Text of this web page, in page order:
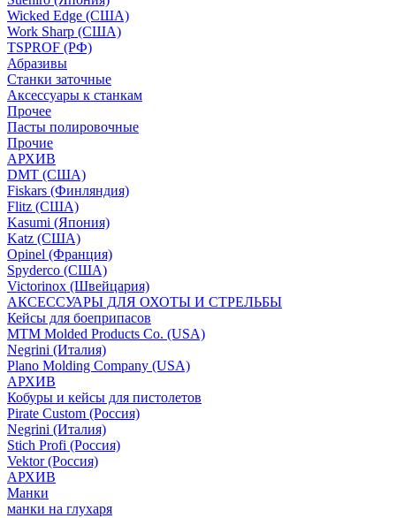
Wicked Edge (США)
Work Sharp (США)
TSPROF (РФ)
Абразивы
Станки заточные
Аксессуары к станкам
Прочее
Пасты полировочные
Прочие
АРХИВ
DMT (США)
Fiskars (Финляндия)
Flitz (США)
Kasumi (Япония)
Katz (США)
Opinel (Франция)
Spyderco (США)
Victorinox (Швейцария)
АКСЕССУАРЫ ДЛЯ ОХОТЫ И СТРЕЛЬБЫ
Кейсы для боеприпасов
MTM Molded Products Co. (USA)
Negrini (Италия)
Plano Molding Company (USA)
АРХИВ
Кобуры и кейсы для пистолетов
Pirate Custom (Россия)
Negrini (Италия)
Stich Profi (Россия)
Vektor (Россия)
АРХИВ
Манки
манки на глухаря